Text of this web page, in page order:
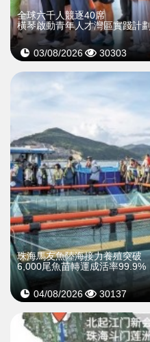
全球六千人競逐40席
橫琴啟動青年人才灣區實踐計劃
03/08/2026 30303
珠海馬友魚陸海接力養殖突破
6,000尾魚苗轉運成活率99.9%
04/08/2026 30137